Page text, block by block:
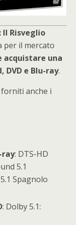
Il Risveglio
per il mercato
acquistare una
e Blu-ray.
anche i
ray: DTS-HD
5.1
Spagnolo
: Dolby 5.1: